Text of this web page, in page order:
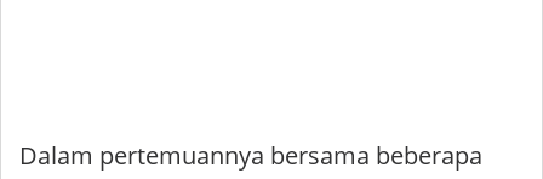
Dalam pertemuannya bersama beberapa